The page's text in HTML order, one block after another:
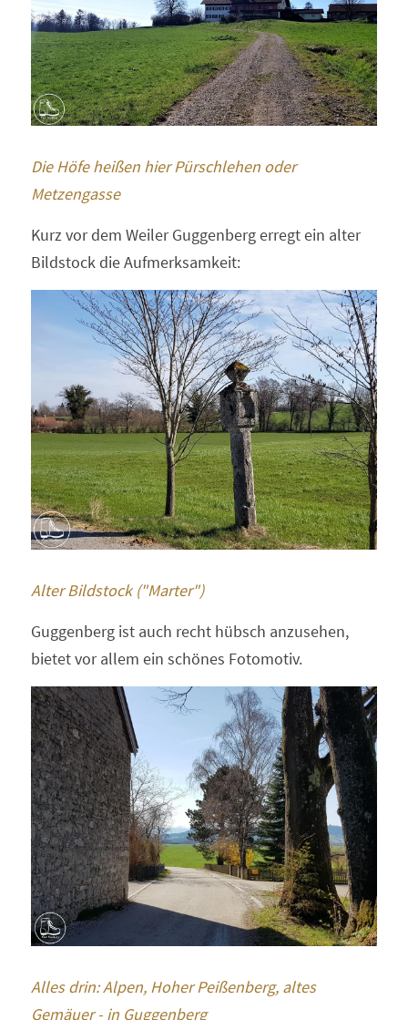
Die Höfe heißen hier Pürschlehen oder
Metzengasse
Kurz vor dem Weiler Guggenberg erregt ein alter
Bildstock die Aufmerksamkeit:
Alter Bildstock ("Marter")
Guggenberg ist auch recht hübsch anzusehen,
bietet vor allem ein schönes Fotomotiv.
Alles drin: Alpen, Hoher Peißenberg, altes
Gemäuer - in Guggenberg